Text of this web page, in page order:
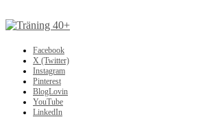
Facebook
X (Twitter)
Instagram
Pinterest
BlogLovin
YouTube
LinkedIn